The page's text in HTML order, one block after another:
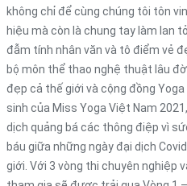
không chỉ để cùng chúng tôi tôn
hiệu mà còn là chung tay làm lan
đẫm tính nhân văn và tô điểm vẻ
bộ môn thể thao nghệ thuật lâu
đẹp cả thế giới và cộng đồng
sinh của Miss Yoga Việt Nam
dịch quảng bá các thông điệp vì
báu giữa những ngày đại dịch
giới. Với 3 vòng thi chuyên nghiệp